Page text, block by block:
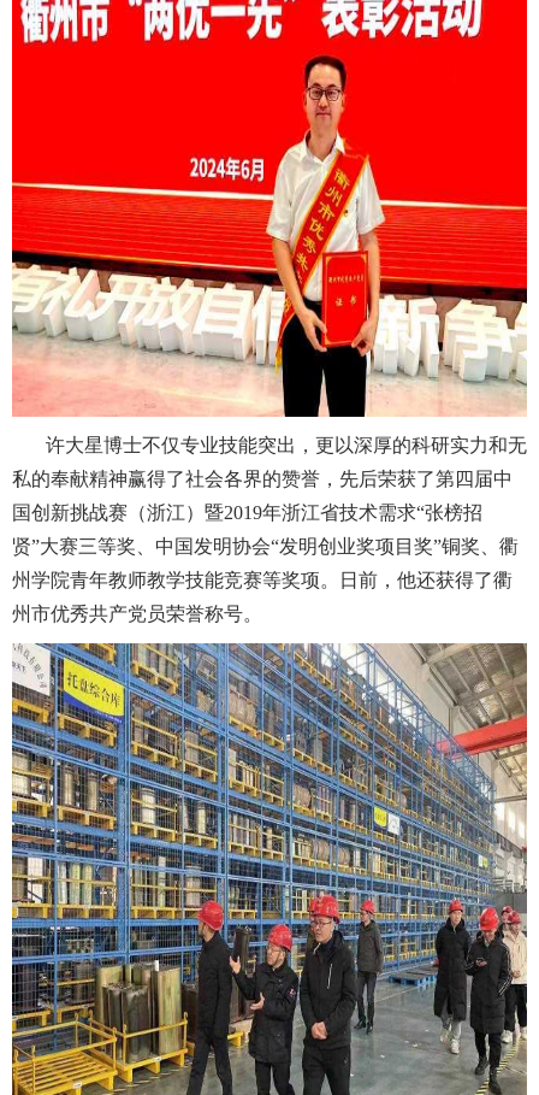
许大星博士不仅专业技能突出，更以深厚的科研实力和无
私的奉献精神赢得了社会各界的赞誉，先后荣获了第四届中
国创新挑战赛（浙江）暨2019年浙江省技术需求“张榜招
贤”大赛三等奖、中国发明协会“发明创业奖项目奖”铜奖、衢
州学院青年教师教学技能竞赛等奖项。日前，他还获得了衢
州市优秀共产党员荣誉称号。